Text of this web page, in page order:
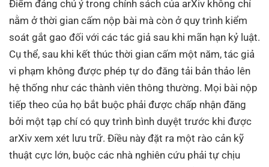
Điểm đáng chú ý trong chính sách của arXiv không chỉ
nằm ở thời gian cấm nộp bài mà còn ở quy trình kiểm
soát gắt gao đối với các tác giả sau khi mãn hạn kỷ luật.
Cụ thể, sau khi kết thúc thời gian cấm một năm, tác giả
vi phạm không được phép tự do đăng tải bản thảo lên
hệ thống như các thành viên thông thường. Mọi bài nộp
tiếp theo của họ bắt buộc phải được chấp nhận đăng
bởi một tạp chí có quy trình bình duyệt trước khi được
arXiv xem xét lưu trữ. Điều này đặt ra một rào cản kỹ
thuật cực lớn, buộc các nhà nghiên cứu phải tự chịu